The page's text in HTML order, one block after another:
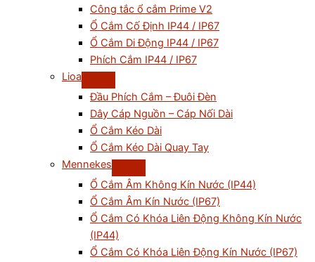
Công tắc ổ cắm Prime V2
Ổ Cắm Cố Định IP44 / IP67
Ổ Cắm Di Động IP44 / IP67
Phích Cắm IP44 / IP67
Lioa
Đầu Phích Cắm – Đuôi Đèn
Dây Cáp Nguồn – Cáp Nối Dài
Ổ Cắm Kéo Dài
Ổ Cắm Kéo Dài Quay Tay
Mennekes
Ổ Cắm Âm Không Kín Nước (IP44)
Ổ Cắm Âm Kín Nước (IP67)
Ổ Cắm Có Khóa Liên Động Không Kín Nước
(IP44)
Ổ Cắm Có Khóa Liên Động Kín Nước (IP67)